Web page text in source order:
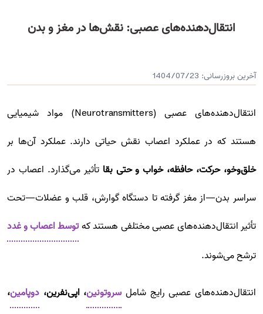
انتقال‌دهنده‌های عصبی: نقش‌ها در مغز و بدن
آخرین بروزرسانی: 1404/07/23
انتقال‌دهنده‌های عصبی (Neurotransmitters) مواد شیمیایی
هستند که در عملکرد اعصاب نقش حیاتی دارند. عملکرد آن‌ها بر
خلق‌وخو، حرکت، حافظه، خواب و حتی بقا تأثیر می‌گذارد. اعصاب در
سراسر بدن—از مغز گرفته تا دستگاه گوارش، قلب و عضلات—تحت
تأثیر انتقال‌دهنده‌های عصبی مختلفی هستند کهتوسط اعصاب و غدد
ترشح می‌شوند.
انتقال‌دهنده‌های عصبی رایج شامل سروتونین، اپی‌نفرین، دوپامین،